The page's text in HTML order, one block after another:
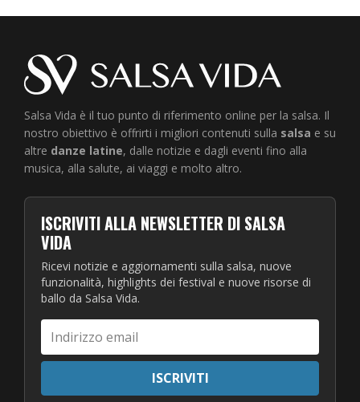
Salsa Vida è il tuo punto di riferimento online per la salsa. Il
nostro obiettivo è offrirti i migliori contenuti sulla salsa e su
altre danze latine, dalle notizie e dagli eventi fino alla
musica, alla salute, ai viaggi e molto altro.
ISCRIVITI ALLA NEWSLETTER DI SALSA
VIDA
Ricevi notizie e aggiornamenti sulla salsa, nuove
funzionalità, highlights dei festival e nuove risorse di
ballo da Salsa Vida.
Indirizzo
email
ISCRIVITI